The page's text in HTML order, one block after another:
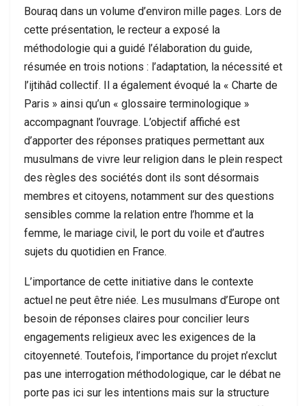
Bouraq dans un volume d’environ mille pages. Lors de
cette présentation, le recteur a exposé la
méthodologie qui a guidé l’élaboration du guide,
résumée en trois notions : l’adaptation, la nécessité et
l’ijtihâd collectif. Il a également évoqué la « Charte de
Paris » ainsi qu’un « glossaire terminologique »
accompagnant l’ouvrage. L’objectif affiché est
d’apporter des réponses pratiques permettant aux
musulmans de vivre leur religion dans le plein respect
des règles des sociétés dont ils sont désormais
membres et citoyens, notamment sur des questions
sensibles comme la relation entre l’homme et la
femme, le mariage civil, le port du voile et d’autres
sujets du quotidien en France.
L’importance de cette initiative dans le contexte
actuel ne peut être niée. Les musulmans d’Europe ont
besoin de réponses claires pour concilier leurs
engagements religieux avec les exigences de la
citoyenneté. Toutefois, l’importance du projet n’exclut
pas une interrogation méthodologique, car le débat ne
porte pas ici sur les intentions mais sur la structure